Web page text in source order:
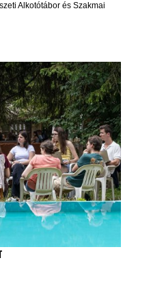
Alkotótábor és Szakmai